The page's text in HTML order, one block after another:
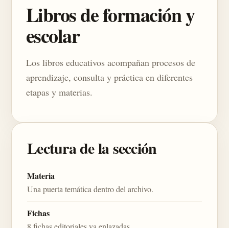
Libros de formación y
escolar
Los libros educativos acompañan procesos de
aprendizaje, consulta y práctica en diferentes
etapas y materias.
Lectura de la sección
Materia
Una puerta temática dentro del archivo.
Fichas